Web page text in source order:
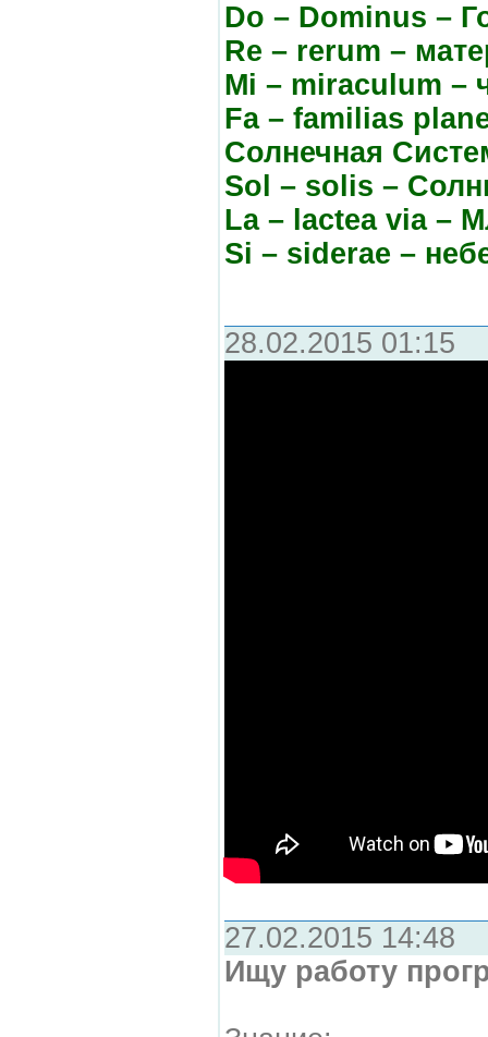
Do – Dominus –
Re – rerum –
Mi – miraculum –
Fa – familias
Солнечная
Sol – solis –
La – lactea via –
Si – siderae –
28.02.2015 01:15
27.02.2015 14:48
Ищу работу